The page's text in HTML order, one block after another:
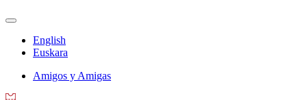
English
Euskara
Amigos y Amigas